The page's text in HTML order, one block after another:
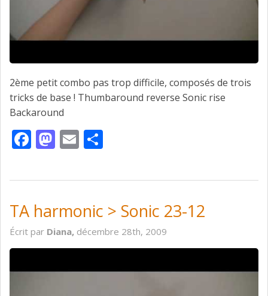
2ème petit combo pas trop difficile, composés de trois
tricks de base ! Thumbaround reverse Sonic rise
Backaround
Facebook
Mastodon
Email
TA harmonic > Sonic 23-12
Écrit par Diana, décembre 28th, 2009